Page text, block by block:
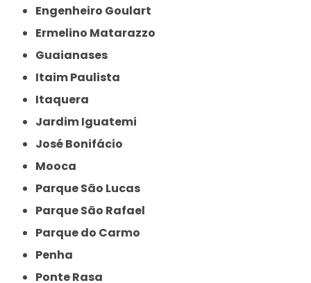
Engenheiro Goulart
Ermelino Matarazzo
Guaianases
Itaim Paulista
Itaquera
Jardim Iguatemi
José Bonifácio
Mooca
Parque São Lucas
Parque São Rafael
Parque do Carmo
Penha
Ponte Rasa